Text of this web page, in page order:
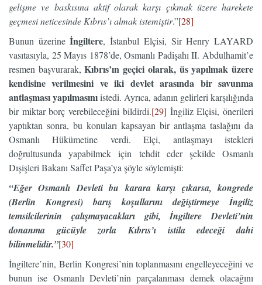
gelişme ve baskısına aktif olarak karşı çıkmak üzere harekete
geçmesi neticesinde Kıbrıs’ı almak istemiştir.”[28]
Bunun üzerineİngiltere, İstanbul Elçisi, Sir Henry LAYARD
vasıtasıyla, 25 Mayıs 1878’de, Osmanlı Padişahı II. Abdulhamit’e
resmen başvurarak,Kıbrıs’ın geçici olarak, üs yapılmak üzere
kendisine verilmesini ve iki devlet arasında bir savunma
antlaşması yapılmasınıistedi. Ayrıca, adanın gelirleri karşılığında
bir miktar borç verebileceğini bildirdi.[29] İngiliz Elçisi, önerileri
yaptıktan sonra, bu konuları kapsayan bir antlaşma taslağını da
Osmanlı Hükümetine verdi. Elçi, antlaşmayı istekleri
doğrultusunda yapabilmek için tehdit eder şekilde Osmanlı
Dışişleri Bakanı Saffet Paşa’ya şöyle söylemişti:
“Eğer Osmanlı Devleti bu karara karşı çıkarsa, kongrede
(Berlin Kongresi) barış koşullarını değiştirmeye İngiliz
temsilcilerinin çalışmayacakları gibi, İngiltere Devleti’nin
donanma gücüyle zorla Kıbrıs’ı istila edeceği dahi
bilinmelidir.”[30]
İngiltere’nin, Berlin Kongresi’nin toplanmasını engelleyeceğini ve
bunun ise Osmanlı Devleti’nin parçalanması demek olacağını